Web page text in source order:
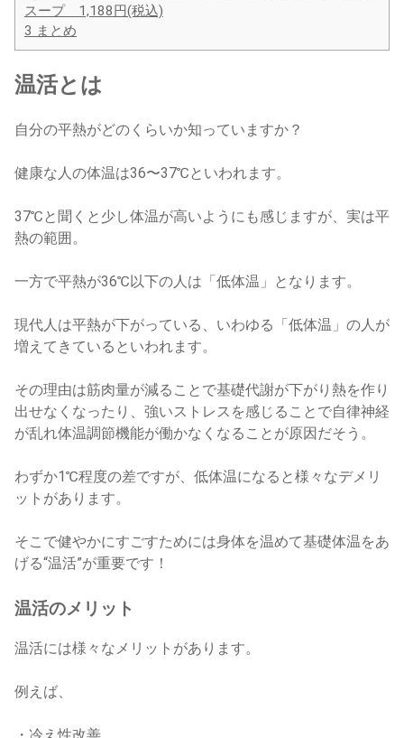
スープ 1,188円(税込)
3 まとめ
温活とは
自分の平熱がどのくらいか知っていますか？
健康な人の体温は36〜37℃といわれます。
37℃と聞くと少し体温が高いようにも感じますが、実は平
熱の範囲。
一方で平熱が36℃以下の人は「低体温」となります。
現代人は平熱が下がっている、いわゆる「低体温」の人が
増えてきているといわれます。
その理由は筋肉量が減ることで基礎代謝が下がり熱を作り
出せなくなったり、強いストレスを感じることで自律神経
が乱れ体温調節機能が働かなくなることが原因だそう。
わずか1℃程度の差ですが、低体温になると様々なデメリ
ットがあります。
そこで健やかにすごすためには身体を温めて基礎体温をあ
げる“温活”が重要です！
温活のメリット
温活には様々なメリットがあります。
例えば、